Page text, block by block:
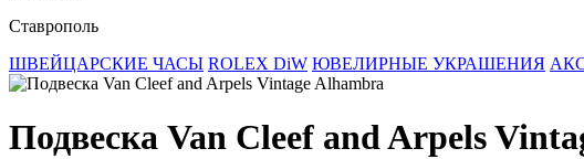
Ставрополь
ШВЕЙЦАРСКИЕ ЧАСЫ ROLEX DiW ЮВЕЛИРНЫЕ УКРАШЕНИЯ
Подвеска Van Cleef and Arpels